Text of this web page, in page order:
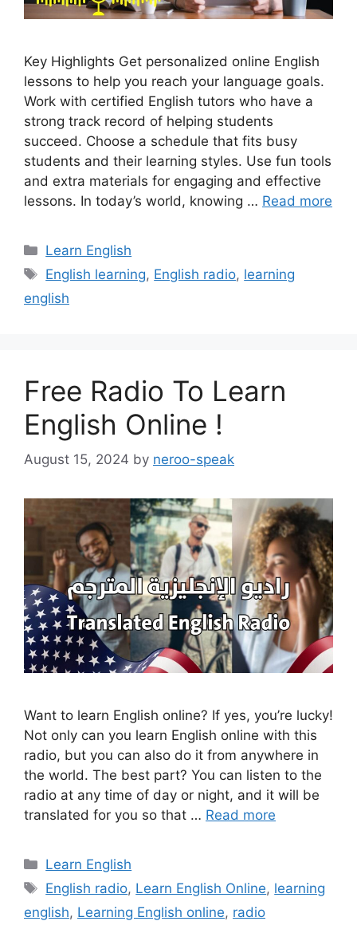
Key Highlights Get personalized online English
lessons to help you reach your language goals.
Work with certified English tutors who have a
strong track record of helping students
succeed. Choose a schedule that fits busy
students and their learning styles. Use fun tools
and extra materials for engaging and effective
lessons. In today’s world, knowing … Read more
Categories
Learn English
Tags
English learning, English radio, learning
english
Free Radio To Learn
English Online !
August 15, 2024 by neroo-speak
Want to learn English online? If yes, you’re lucky!
Not only can you learn English online with this
radio, but you can also do it from anywhere in
the world. The best part? You can listen to the
radio at any time of day or night, and it will be
translated for you so that … Read more
Categories
Learn English
Tags
English radio, Learn English Online, learning
english, Learning English online, radio